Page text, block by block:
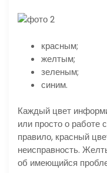
красным;
желтым;
зеленым;
синим.
Каждый цвет
или просто о работе
правило, красный
неисправность.
об имеющийся